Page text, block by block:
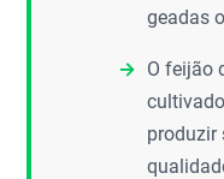
geadas
O feijão
produzir